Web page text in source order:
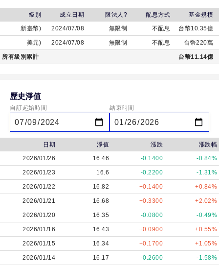
級別 成立日期 限法人? 配息方式
基金規模
新臺幣)
2024/07/08 無限制 不配息 台幣10.35億
美元) 2024/07/08 無限制 不配息 台幣220萬
所有級別累計 台幣11.14億
歷史淨值
自訂起始時間 結束時間
日期 淨值 漲跌
漲跌幅
2026/01/26
16.46 -0.1400 -0.84%
2026/01/23 16.6 -0.2200 -1.31%
2026/01/22 16.82 +0.1400 +0.84%
2026/01/21 16.68 +0.3300 +2.02%
2026/01/20 16.35 -0.0800 -0.49%
2026/01/16 16.43 +0.0900 +0.55%
2026/01/15 16.34 +0.1700 +1.05%
2026/01/14 16.17 -0.2600 -1.58%